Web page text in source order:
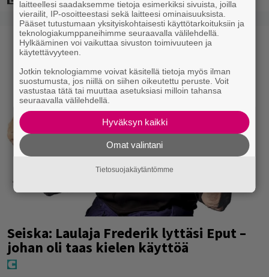
Seiska: Laulaja Frederik lyttäsi Eput –
johan oli taas kielen käyttöä
laitteellesi saadaksemme tietoja esimerkiksi sivuista, joilla
vierailit, IP-osoitteestasi sekä laitteesi ominaisuuksista.
Pääset tutustumaan yksityiskohtaisesti käyttötarkoituksiin ja
teknologiakumppaneihimme seuraavalla välilehdellä.
Hylkääminen voi vaikuttaa sivuston toimivuuteen ja
käytettävyyteen.
Jotkin teknologiamme voivat käsitellä tietoja myös ilman
suostumusta, jos niillä on siihen oikeutettu peruste. Voit
vastustaa tätä tai muuttaa asetuksiasi milloin tahansa
seuraavalla välilehdellä.
Hyväksyn kaikki
Omat valintani
Tietosuojakäytäntömme